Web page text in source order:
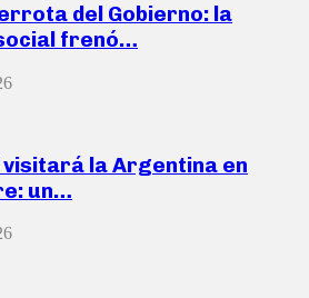
del Gobierno: la
frenó…
visitará la Argentina en
un…